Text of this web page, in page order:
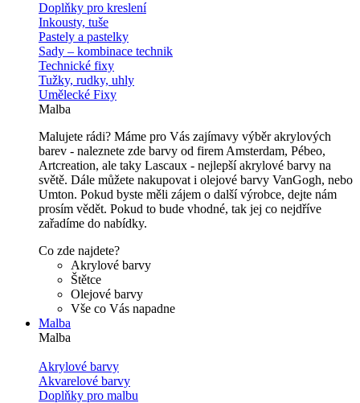
Doplňky pro kreslení
Inkousty, tuše
Pastely a pastelky
Sady – kombinace technik
Technické fixy
Tužky, rudky, uhly
Umělecké Fixy
Malba
Malujete rádi? Máme pro Vás zajímavy výběr akrylových
barev - naleznete zde barvy od firem Amsterdam, Pébeo,
Artcreation, ale taky Lascaux - nejlepší akrylové barvy na
světě. Dále můžete nakupovat i olejové barvy VanGogh, nebo
Umton. Pokud byste měli zájem o další výrobce, dejte nám
prosím vědět. Pokud to bude vhodné, tak jej co nejdříve
zařadíme do nabídky.
Co zde najdete?
Akrylové barvy
Štětce
Olejové barvy
Vše co Vás napadne
Malba
Malba
Akrylové barvy
Akvarelové barvy
Doplňky pro malbu